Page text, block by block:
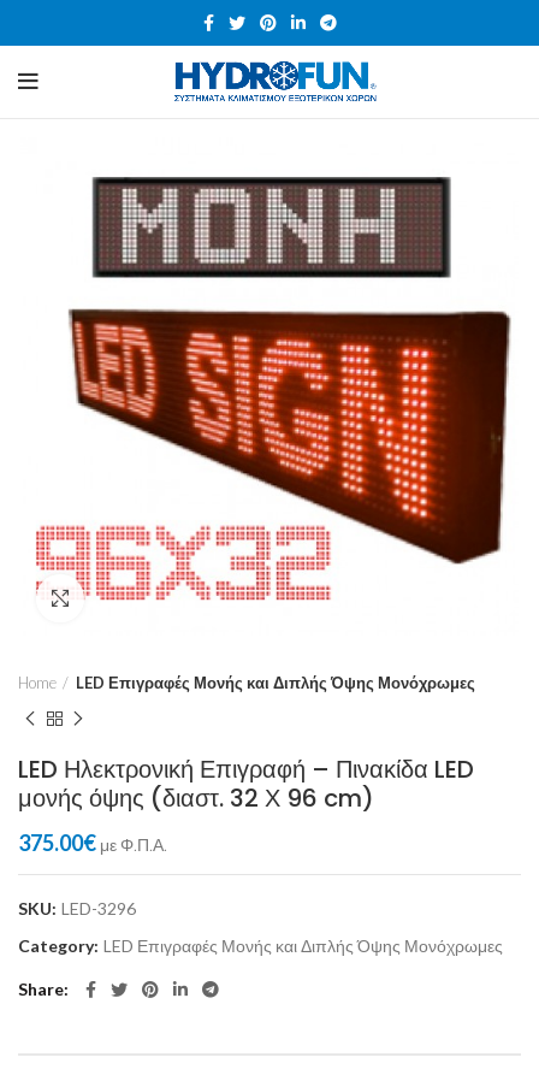
Click to enlarge
Home LED Επιγραφές Μονής και Διπλής Όψης Μονόχρωμες
LED Ηλεκτρονική Επιγραφή – Πινακίδα LED
μονής όψης (διαστ. 32 Χ 96 cm)
375.00€ με Φ.Π.Α.
SKU: LED-3296
Category: LED Επιγραφές Μονής και Διπλής Όψης Μονόχρωμες
Share